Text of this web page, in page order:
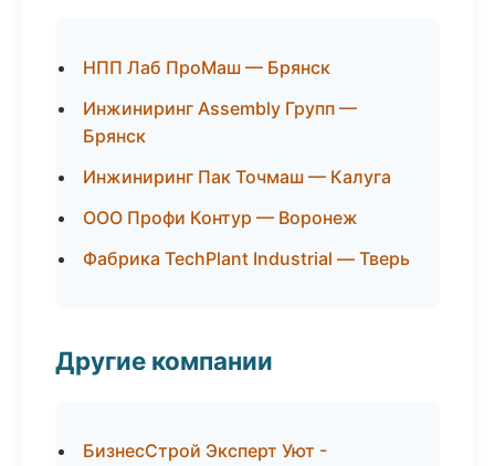
НПП Лаб ПроМаш — Брянск
Инжиниринг Assembly Групп —
Брянск
Инжиниринг Пак Точмаш — Калуга
ООО Профи Контур — Воронеж
Фабрика TechPlant Industrial — Тверь
Другие компании
БизнесСтрой Эксперт Уют -